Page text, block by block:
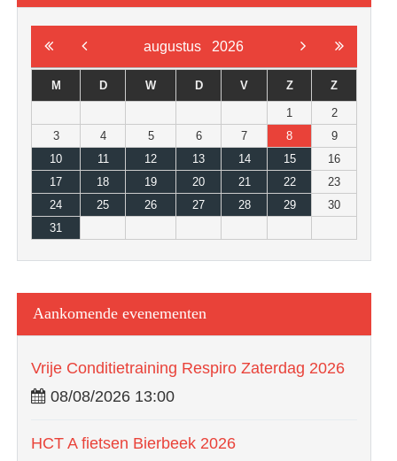
augustus 2026
M D W D V Z Z
1
2
3
4 5 6 7 8
9
10
11 12 13 14 15
16
17
18 19 20 21 22
23
24
25 26 27 28 29
30
31
Aankomende evenementen
Vrije Conditietraining Respiro Zaterdag 2026
08/08/2026 13:00
HCT A fietsen Bierbeek 2026